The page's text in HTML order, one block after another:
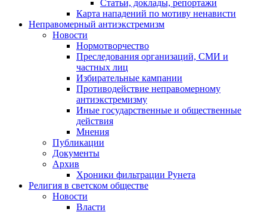
Статьи, доклады, репортажи
Карта нападений по мотиву ненависти
Неправомерный антиэкстремизм
Новости
Нормотворчество
Преследования организаций, СМИ и
частных лиц
Избирательные кампании
Противодействие неправомерному
антиэкстремизму
Иные государственные и общественные
действия
Мнения
Публикации
Документы
Архив
Хроники фильтрации Рунета
Религия в светском обществе
Новости
Власти